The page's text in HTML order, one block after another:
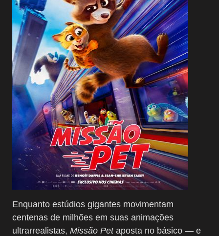
Enquanto estúdios gigantes movimentam
centenas de milhões em suas animações
ultrarrealistas, Missão Petaposta no básico — e